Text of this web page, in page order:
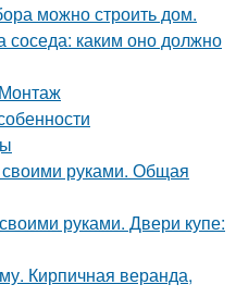
можно строить дом.
соседа: каким оно должно
своими руками. Общая
руками. Двери купе:
Кирпичная веранда,